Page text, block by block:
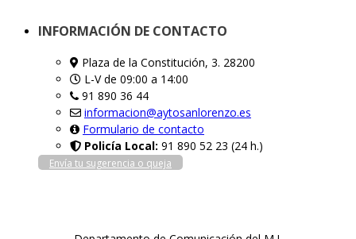
INFORMACIÓN DE CONTACTO
Plaza de la Constitución, 3. 28200
L-V de 09:00 a 14:00
91 890 36 44
informacion@aytosanlorenzo.es
Formulario de contacto
Policía Local: 91 890 52 23 (24 h.)
Envía tu sugerencia o queja